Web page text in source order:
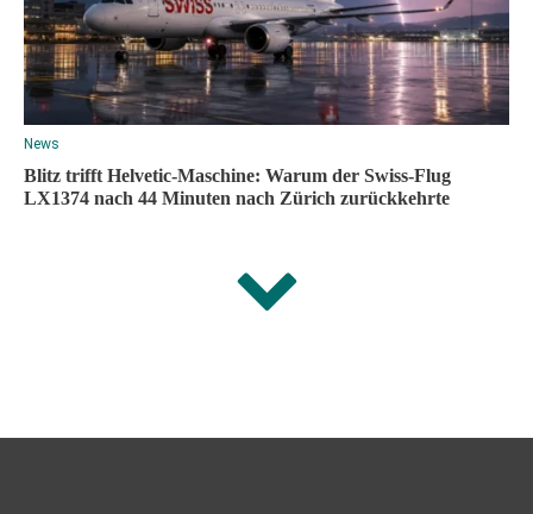
News
Blitz trifft Helvetic-Maschine: Warum der Swiss-Flug
LX1374 nach 44 Minuten nach Zürich zurückkehrte